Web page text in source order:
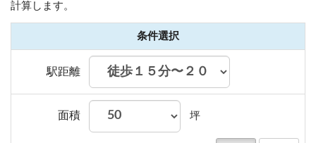
計算します。
条件選択
駅距離
面積 坪